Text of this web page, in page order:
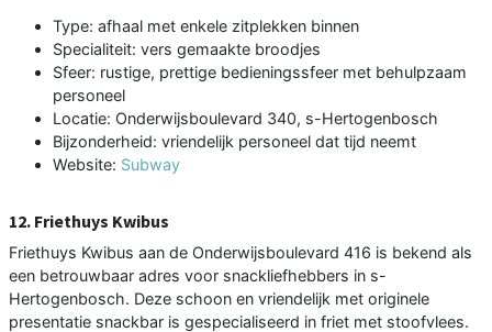
Type: afhaal met enkele zitplekken binnen
Specialiteit: vers gemaakte broodjes
Sfeer: rustige, prettige bedieningssfeer met behulpzaam
personeel
Locatie: Onderwijsboulevard 340, s-Hertogenbosch
Bijzonderheid: vriendelijk personeel dat tijd neemt
Website: Subway
12. Friethuys Kwibus
Friethuys Kwibus aan de Onderwijsboulevard 416 is bekend als
een betrouwbaar adres voor snackliefhebbers in s-
Hertogenbosch. Deze schoon en vriendelijk met originele
presentatie snackbar is gespecialiseerd in friet met stoofvlees.